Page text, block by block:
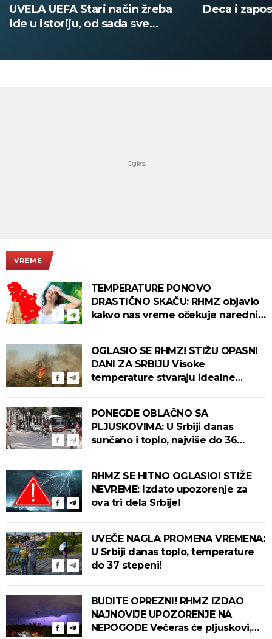
Deca i zaposleni evakuisani
DOBIO
VREME
TEMPERATURE PONOVO
DRASTIČNO SKAČU: RHMZ objavio
kakvo nas vreme očekuje narednih
OGLASIO SE RHMZ! STIŽU OPASNI
DANI ZA SRBIJU Visoke
temperature stvaraju idealne
PONEGDE OBLAČNO SA
PLJUSKOVIMA: U Srbiji danas
sunčano i toplo, najviše do 36
RHMZ SE HITNO OGLASIO! STIŽE
NEVREME: Izdato upozorenje za
ova tri dela Srbije!
UVEČE NAGLA PROMENA VREMENA:
U Srbiji danas toplo, temperature
do 37 stepeni!
BUDITE OPREZNI! RHMZ IZDAO
NAJNOVIJE UPOZORENJE NA
NEPOGODE Večeras će pljuskovi,